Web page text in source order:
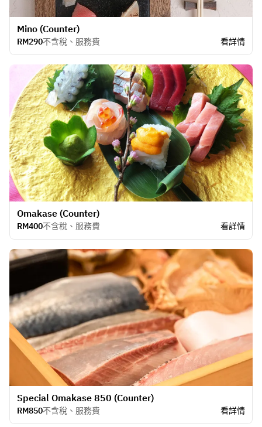
Mino (Counter)
RM290不含稅、服務費 看詳情
Omakase (Counter)
RM400不含稅、服務費 看詳情
Special Omakase 850 (Counter)
RM850不含稅、服務費 看詳情